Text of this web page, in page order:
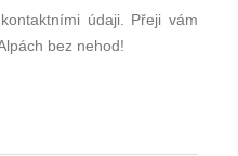
údaji. Přeji vám
bez nehod!